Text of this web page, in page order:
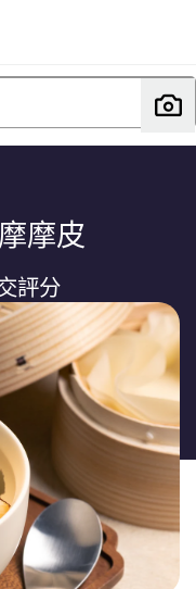
摩皮
評分